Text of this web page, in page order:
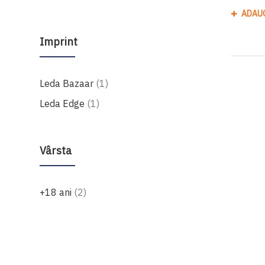
Imprint
Leda Bazaar 1produs
Leda Edge 1produs
Vârsta
+18 ani 2produse